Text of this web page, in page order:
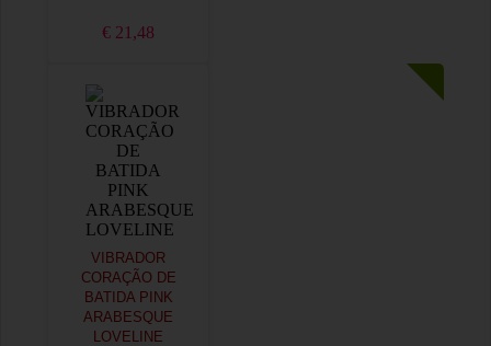
€ 21,48
VIBRADOR
CORAÇÃO DE
BATIDA PINK
ARABESQUE
LOVELINE